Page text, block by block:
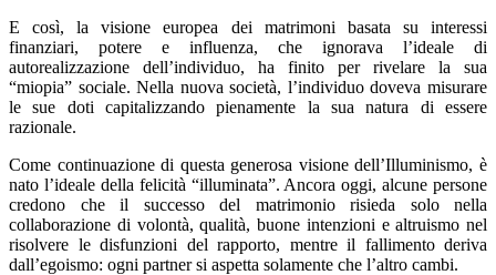
E così, la visione europea dei matrimoni basata su interessi
finanziari, potere e influenza, che ignorava l’ideale di
autorealizzazione dell’individuo, ha finito per rivelare la sua
“miopia” sociale. Nella nuova società, l’individuo doveva misurare
le sue doti capitalizzando pienamente la sua natura di essere
razionale.
Come continuazione di questa generosa visione dell’Illuminismo, è
nato l’ideale della felicità “illuminata”. Ancora oggi, alcune persone
credono che il successo del matrimonio risieda solo nella
collaborazione di volontà, qualità, buone intenzioni e altruismo nel
risolvere le disfunzioni del rapporto, mentre il fallimento deriva
dall’egoismo: ogni partner si aspetta solamente che l’altro cambi.